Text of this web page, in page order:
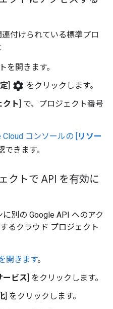
付けられている標準プロ
を開きます。
] settings をクリックします。
クト] で、プロジェクト番号
Cloud コンソールの [リソー
できます。
クトで API を有効に
別の Google API へのアク
るクラウド プロジェクト
開きます。
ービス] をクリックします。
] をクリックします。